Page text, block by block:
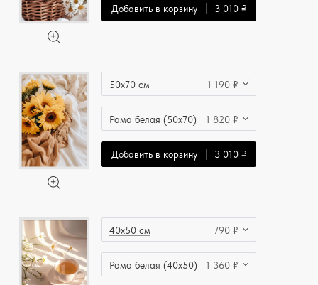
Добавить в корзину 3 010 ₽
50x70 см 1 190 ₽
Рама белая (50x70) 1 820 ₽
Добавить в корзину 3 010 ₽
40x50 см 790 ₽
Рама белая (40x50) 1 360 ₽